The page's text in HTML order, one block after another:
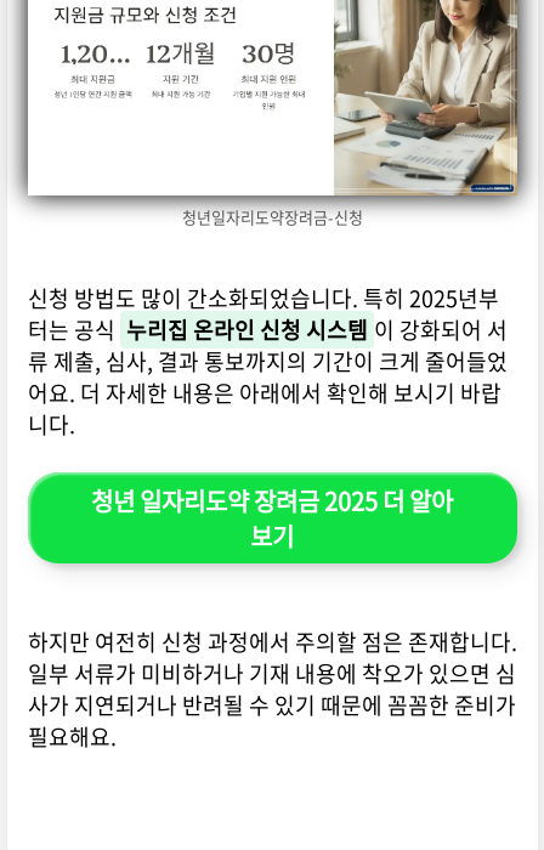
청년일자리도약장려금-신청
신청 방법도 많이 간소화되었습니다. 특히 2025년부
터는 공식 누리집 온라인 신청 시스템 이 강화되어 서
류 제출, 심사, 결과 통보까지의 기간이 크게 줄어들었
어요. 더 자세한 내용은 아래에서 확인해 보시기 바랍
니다.
청년 일자리도약 장려금 2025 더 알아
보기
하지만 여전히 신청 과정에서 주의할 점은 존재합니다.
일부 서류가 미비하거나 기재 내용에 착오가 있으면 심
사가 지연되거나 반려될 수 있기 때문에 꼼꼼한 준비가
필요해요.